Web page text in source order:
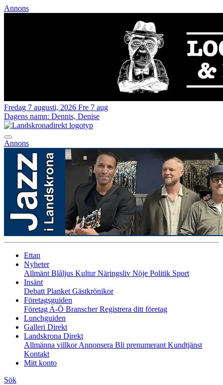
Annons
Fredag 7 augusti, 2026 Fre 7 aug
Dagens namn: Dennis, Denise
Annons
Ettan
Nyheter
Allmänt Blåljus KulturNäringsliv Nöje Politik Sport
Insänt
Debatt Planket Gästkrönikor
Företagsguiden
Företag A-Ö BranscherRegistrera ditt företag
Lunchguiden
Galleri Direkt
Landskrona Direkt
Allmänna villkorAnnonsera Bli prenumerant Kundtjänst
Kontakt
Mitt konto
Sök